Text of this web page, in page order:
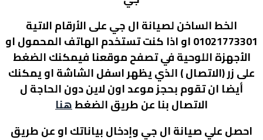
الخط الساخن لصيانة ال جي على الأرقام الاتية
01021773301 او اذا كنت تستخدم الهاتف المحمول او
الأجهزة اللوحية في تصفح موقعنا فيمكنك الضغط
على زر (الاتصال ) الذي يظهر اسفل الشاشة او يمكنك
أيضا ان تقوم بحجز موعد اون لاين دون الحاجة ل
الاتصال بنا عن طريق الضغطهنا
احصل علي صيانة ال جي وإدخال بياناتك او عن طريق